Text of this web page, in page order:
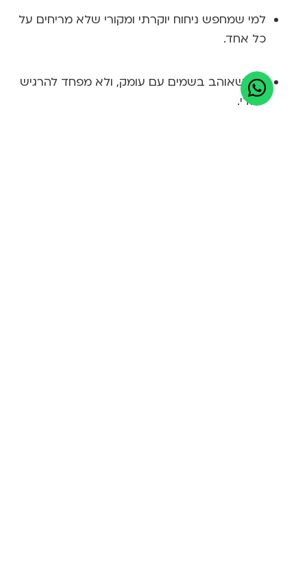
למי שמחפש ניחוח יוקרתי ומקורי שלא מריחים על
כל אחד.
למי שאוהב בשמים עם עומק, ולא מפחד להרגיש
ייחודי.